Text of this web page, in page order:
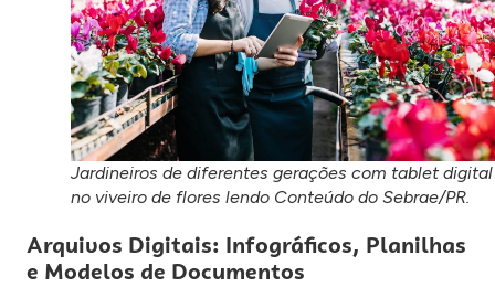
Jardineiros de diferentes gerações com tablet digital
no viveiro de flores lendo Conteúdo do Sebrae/PR.
Arquivos Digitais: Infográficos, Planilhas
e Modelos de Documentos